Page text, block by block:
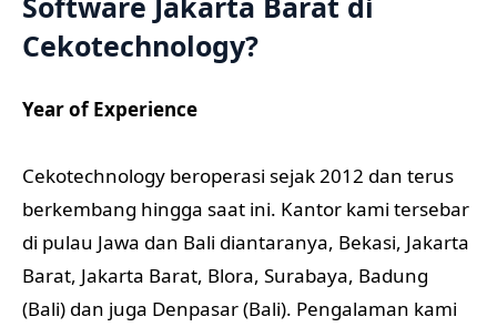
Cekotechnology?
Year of Experience
Cekotechnology beroperasi sejak 2012 dan terus
berkembang hingga saat ini. Kantor kami tersebar
di pulau Jawa dan Bali diantaranya, Bekasi, Jakarta
Barat, Jakarta Barat, Blora, Surabaya, Badung
(Bali) dan juga Denpasar (Bali). Pengalaman kami